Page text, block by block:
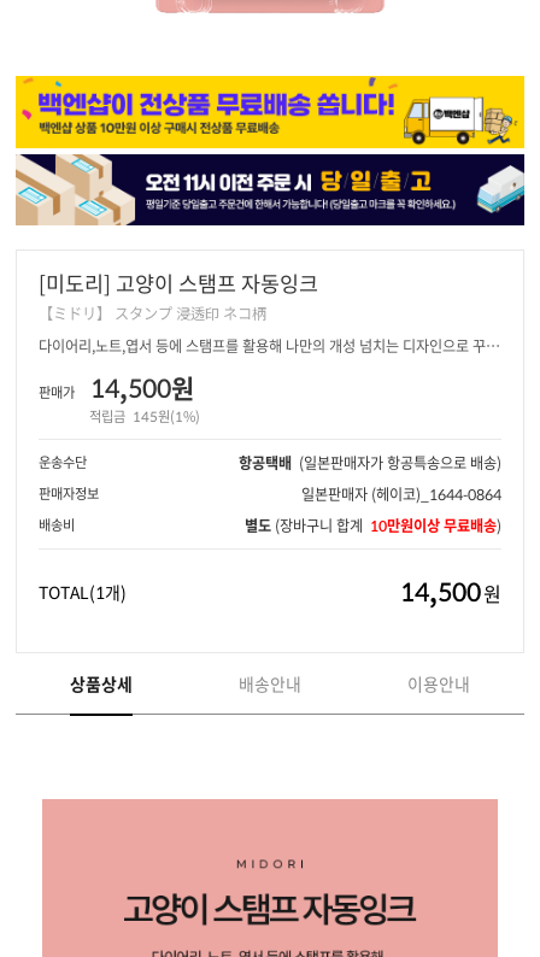
상품상세 배송안내 이용안내
[미도리] 고양이 스탬프 자동잉크
【ミドリ】 スタンプ 浸透印 ネコ柄
다이어리,노트,엽서 등에 스탬프를 활용해 나만의 개성 넘치는 디자인으로 꾸며
판매가 14,500원
적립금 145원(1%)
운송수단 항공택배 (일본판매자가 항공특송으로 배송)
판매자정보 일본판매자 (헤이코)_1644-0864
배송비 별도 (장바구니 합계 10만원이상 무료배송)
TOTAL 14,500원
(1개)